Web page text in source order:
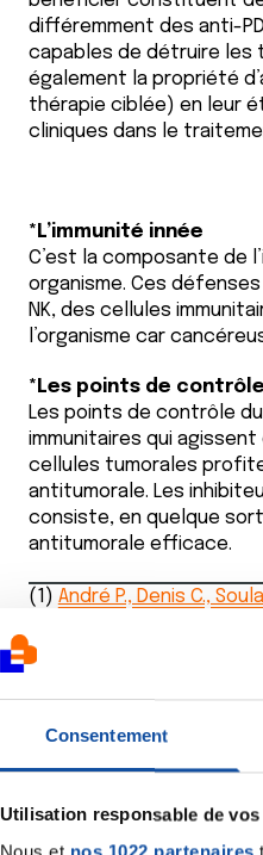
Consentement
Utilisation responsable de
différemment des anti-
capables de détruire les
également la propriété
thérapie ciblée) en leur
cliniques dans le
*L’immunité innée
C’est la composante de
organisme. Ces
NK, des cellules
l’organisme car
*Les points de
Les points de contrôle
immunitaires qui
cellules tumorales
antitumorale. Les
consiste, en quelque
antitumorale efficace.
(1) André P., Denis C.,